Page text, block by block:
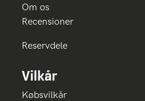
Om os
Recensioner
Reservdele
Vilkår
Købsvilkår